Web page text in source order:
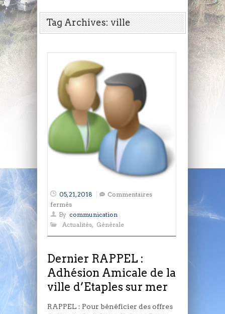
Tag Archives: ville
05, 21, 2018
Commentaires
ferméssur
Dernier
RAPPEL
:
Amicale
de
la
ville
sur
By communication
Actualités, Générale
Dernier RAPPEL :
Adhésion Amicale de la
ville d’Etaples sur mer
RAPPEL : Pour bénéficier des offres